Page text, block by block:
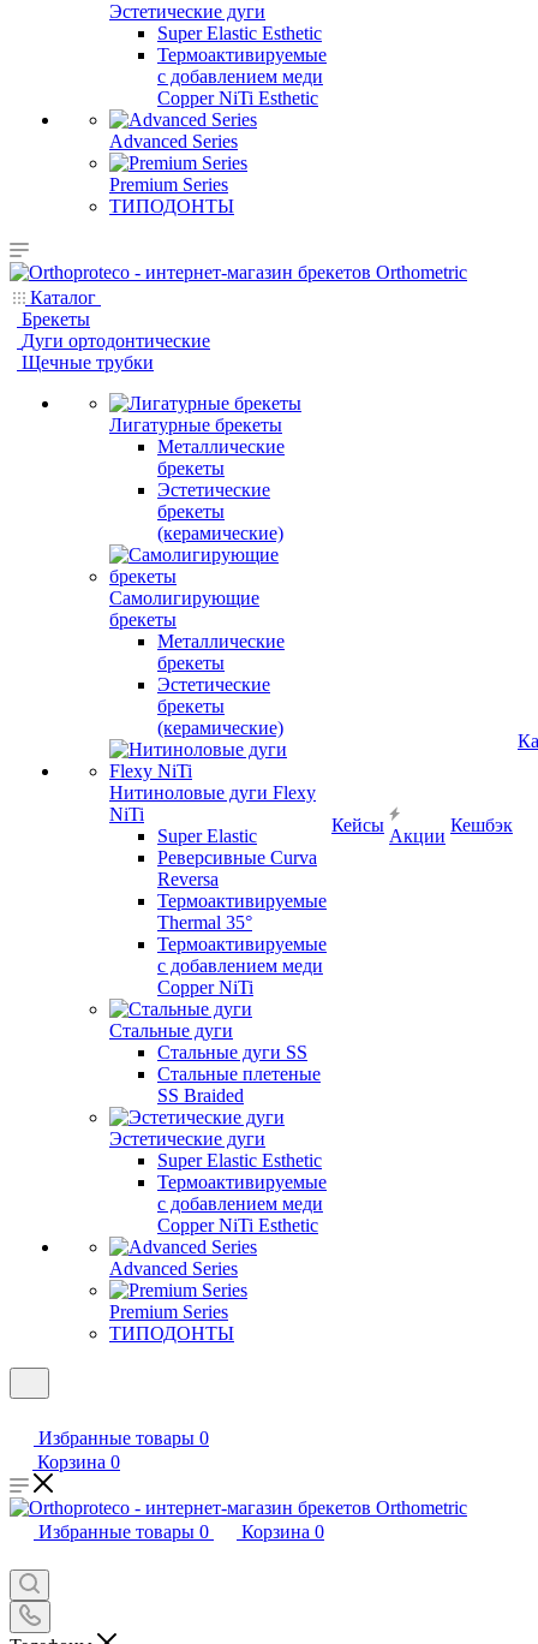
Эстетические дуги
Super Elastic Esthetic
Термоактивируемые
с добавлением меди
Copper NiTi Esthetic
Advanced Series
Premium Series
ТИПОДОНТЫ
Каталог
Брекеты
Дуги ортодонтические
Щечные трубки
Лигатурные брекеты
Металлические
брекеты
Эстетические
брекеты
(керамические)
Самолигирующие
брекеты
Металлические
брекеты
Эстетические
брекеты
(керамические)
Нитиноловые дуги Flexy
NiTi
Super Elastic
Реверсивные Curva
Reversa
Термоактивируемые
Thermal 35°
Термоактивируемые
с добавлением меди
Copper NiTi
Стальные дуги
Стальные дуги SS
Стальные плетеные
SS Braided
Эстетические дуги
Super Elastic Esthetic
Термоактивируемые
с добавлением меди
Copper NiTi Esthetic
Advanced Series
Premium Series
ТИПОДОНТЫ
Кейсы
Акции
Кешбэк
Избранные товары 0
Корзина 0
Избранные товары 0 Корзина 0